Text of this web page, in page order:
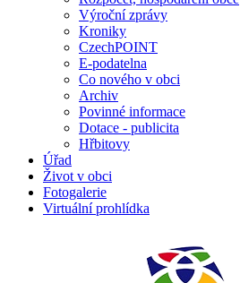
Výroční zprávy
Kroniky
CzechPOINT
E-podatelna
Co nového v obci
Archiv
Povinné informace
Dotace - publicita
Hřbitovy
Úřad
Život v obci
Fotogalerie
Virtuální prohlídka